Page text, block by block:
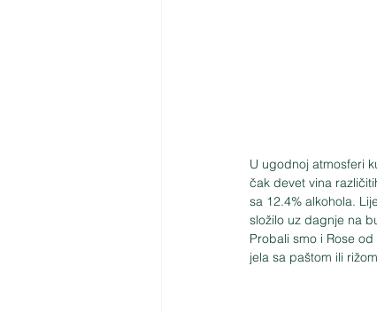
U ugodnoj atmosferi
čak devet vina
sa 12.4% alkohola.
složilo uz dagnje na
Probali smo i Rose
jela sa paštom ili